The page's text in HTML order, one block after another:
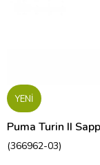
YENI
Puma Turin II
(366962-03)